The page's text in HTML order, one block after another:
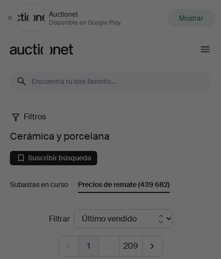
Cerrar
Auctionet
Disponible en Google Play Mostrar
Cerámica
porcelana
Filtros
Cerámica y porcelana
Suscribir búsqueda
Subastas en curso Precios de remate(439 682)
Filtrar
1 … 209